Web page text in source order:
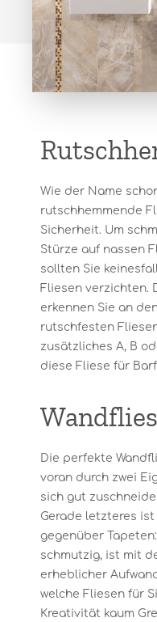
Wie der Name
rutschhemmende
Sicherheit. Um
Stürze auf nassen
sollten Sie
Fliesen verzichten.
erkennen Sie an
rutschfesten
zusätzliches A, B
diese Fliese für
Die perfekte
voran durch zwei
sich gut
Gerade letzteres
gegenüber
schmutzig, ist mit
erheblicher
welche Fliesen für
Kreativität kaum